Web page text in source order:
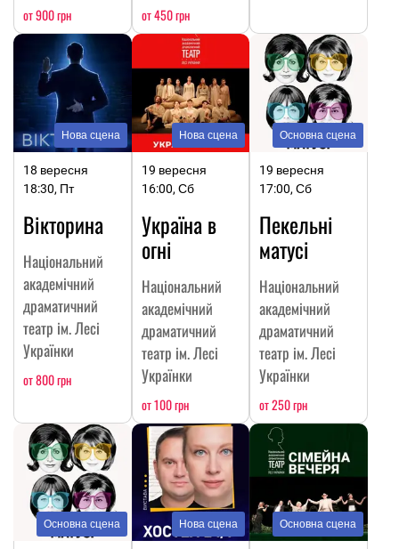
от 900 грн от 450 грн
Нова сцена
18 вересня
18:30, Пт
Вікторина
Національний
академічний
драматичний
театр ім. Лесі
Українки
от 800 грн
Нова сцена
19 вересня
16:00, Сб
Україна в
огні
Національний
академічний
драматичний
театр ім. Лесі
Українки
от 100 грн
Основна сцена
19 вересня
17:00, Сб
Пекельні
матусі
Національний
академічний
драматичний
театр ім. Лесі
Українки
от 250 грн
Основна сцена Нова сцена Основна сцена